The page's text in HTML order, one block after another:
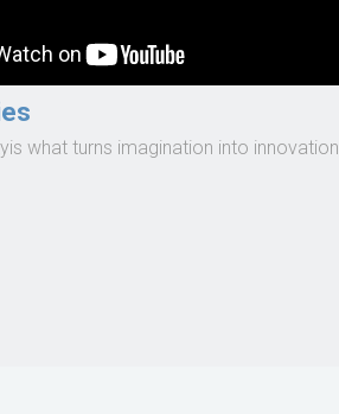
what turns imagination into innovation.